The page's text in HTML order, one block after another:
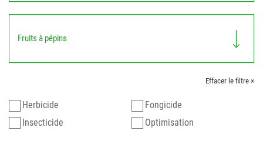
Fruits à pépins
Effacer le filtre ×
Herbicide
Fongicide
Insecticide
Optimisation